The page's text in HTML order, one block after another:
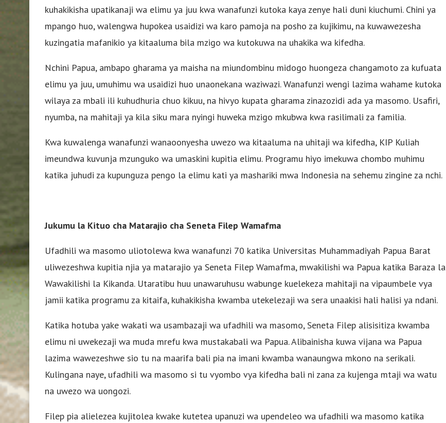
kuhakikisha upatikanaji wa elimu ya juu kwa wanafunzi kutoka kaya zenye hali duni kiuchumi. Chini ya
mpango huo, walengwa hupokea usaidizi wa karo pamoja na posho za kujikimu, na kuwawezesha
kuzingatia mafanikio ya kitaaluma bila mzigo wa kutokuwa na uhakika wa kifedha.
Nchini Papua, ambapo gharama ya maisha na miundombinu midogo huongeza changamoto za kufuata
elimu ya juu, umuhimu wa usaidizi huo unaonekana waziwazi. Wanafunzi wengi lazima wahame kutoka
wilaya za mbali ili kuhudhuria chuo kikuu, na hivyo kupata gharama zinazozidi ada ya masomo. Usafiri,
nyumba, na mahitaji ya kila siku mara nyingi huweka mzigo mkubwa kwa rasilimali za familia.
Kwa kuwalenga wanafunzi wanaoonyesha uwezo wa kitaaluma na uhitaji wa kifedha, KIP Kuliah
imeundwa kuvunja mzunguko wa umaskini kupitia elimu. Programu hiyo imekuwa chombo muhimu
katika juhudi za kupunguza pengo la elimu kati ya mashariki mwa Indonesia na sehemu zingine za nchi.
Jukumu la Kituo cha Matarajio cha Seneta Filep Wamafma
Ufadhili wa masomo uliotolewa kwa wanafunzi 70 katika Universitas Muhammadiyah Papua Barat
uliwezeshwa kupitia njia ya matarajio ya Seneta Filep Wamafma, mwakilishi wa Papua katika Baraza la
Wawakilishi la Kikanda. Utaratibu huu unawaruhusu wabunge kuelekeza mahitaji na vipaumbele vya
jamii katika programu za kitaifa, kuhakikisha kwamba utekelezaji wa sera unaakisi hali halisi ya ndani.
Katika hotuba yake wakati wa usambazaji wa ufadhili wa masomo, Seneta Filep alisisitiza kwamba
elimu ni uwekezaji wa muda mrefu kwa mustakabali wa Papua. Alibainisha kuwa vijana wa Papua
lazima wawezeshwe sio tu na maarifa bali pia na imani kwamba wanaungwa mkono na serikali.
Kulingana naye, ufadhili wa masomo si tu vyombo vya kifedha bali ni zana za kujenga mtaji wa watu
na uwezo wa uongozi.
Filep pia alielezea kujitolea kwake kutetea upanuzi wa upendeleo wa ufadhili wa masomo katika